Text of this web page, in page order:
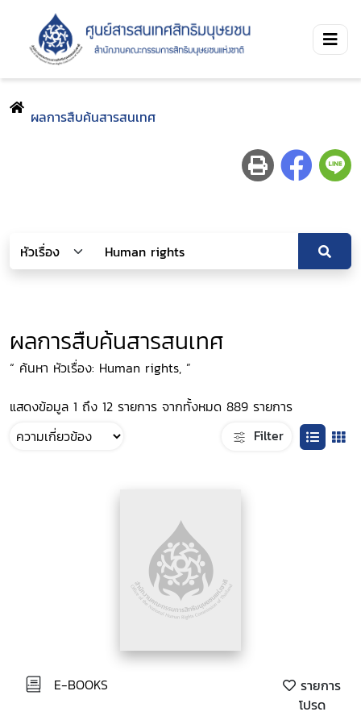
ผลการสืบค้นสารสนเทศ
ผลการสืบค้นสารสนเทศ
“ ค้นหา หัวเรื่อง: Human rights, ”
แสดงข้อมูล 1 ถึง 12 รายการ จากทั้งหมด 889 รายการ
Filter
E-BOOKS
รายการ
โปรด